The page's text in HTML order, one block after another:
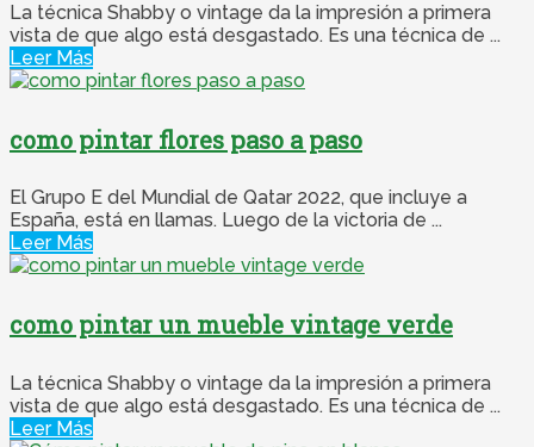
La técnica Shabby o vintage da la impresión a primera
vista de que algo está desgastado. Es una técnica de ...
Leer Más
como pintar flores paso a paso
El Grupo E del Mundial de Qatar 2022, que incluye a
España, está en llamas. Luego de la victoria de ...
Leer Más
como pintar un mueble vintage verde
La técnica Shabby o vintage da la impresión a primera
vista de que algo está desgastado. Es una técnica de ...
Leer Más